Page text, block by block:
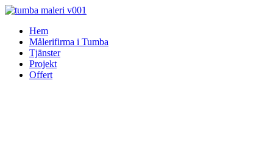
Skip
contentHem
Målerifirma i Tumba
Tjänster
Projekt
Offert